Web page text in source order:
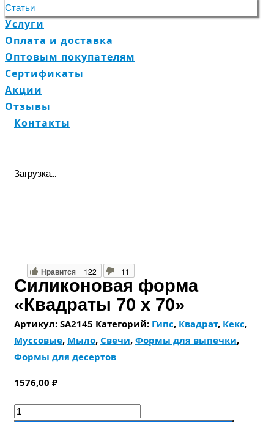
Статьи
Услуги
Оплата и доставка
Оптовым покупателям
Сертификаты
Акции
Отзывы
Контакты
Загрузка...
Нравится 122 11
Силиконовая форма
«Квадраты 70 х 70»
Артикул: SA2145 Категорий: Гипс, Квадрат, Кекс,
Муссовые, Мыло, Свечи, Формы для выпечки,
Формы для десертов
1576,00 ₽
Количество